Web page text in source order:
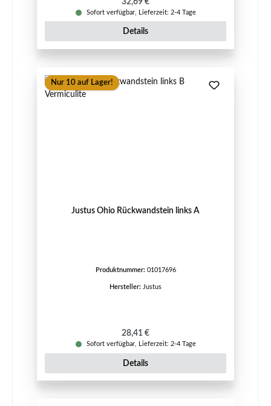
Sofort verfügbar, Lieferzeit: 2-4 Tage
Details
Nur 10 auf Lager!
Justus Ohio Rückwandstein links A
Produktnummer: 01017696
Hersteller: Justus
Regulärer Preis:
28,41 €
Sofort verfügbar, Lieferzeit: 2-4 Tage
Details